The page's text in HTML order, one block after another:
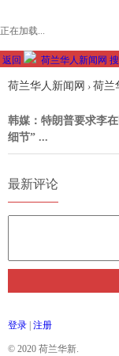
正在加载...
返回 荷兰华人新闻网
荷兰华人新闻网 › 荷兰
韩媒：特朗普要求李
细节” ...
最新评论
登录 注册
© 2020 荷兰华新.